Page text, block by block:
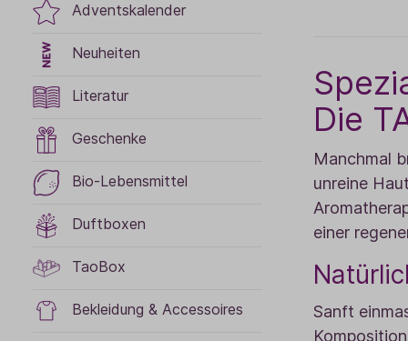
Adventskalender
Neuheiten
Literatur
Geschenke
Bio-Lebensmittel
Duftboxen
TaoBox
Bekleidung & Accessoires
Die
Manchmal
unreine
einer
Sanft